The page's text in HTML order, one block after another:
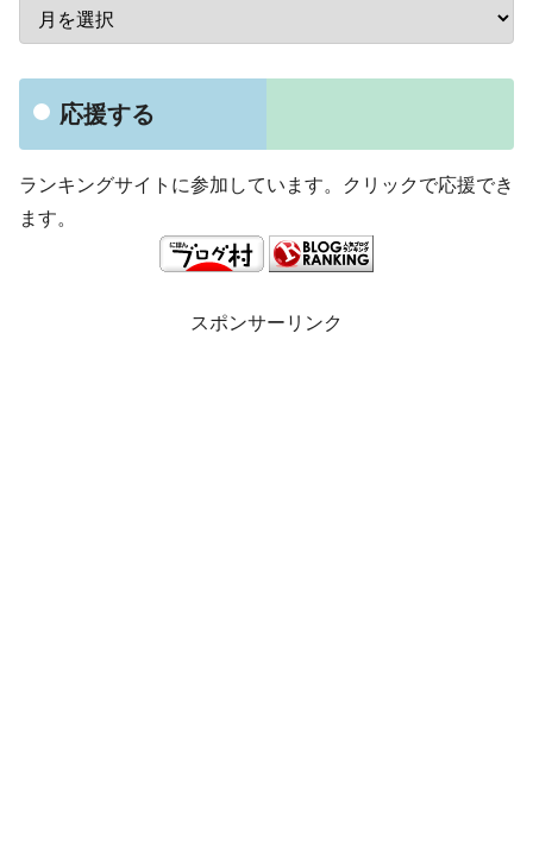
応援する
ランキングサイトに参加しています。クリックで応援でき
ます。
スポンサーリンク